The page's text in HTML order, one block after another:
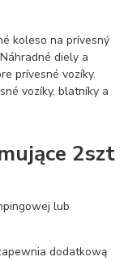
koleso na prívesný
diely a
prívesné vozíky.
vozíky, blatníky a
2szt
lub
dodatkową